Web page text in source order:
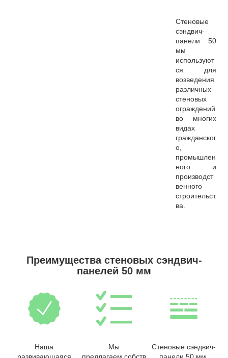
Стеновые
сэндвич-
панели 50
мм
используют
ся для
возведения
различных
стеновых
ограждений
во многих
видах
гражданског
о,
промышлен
ного и
производст
венного
строительст
ва.
Преимущества стеновых сэндвич-
панелей 50 мм
Наша
Мы
Стеновые сэндвич-